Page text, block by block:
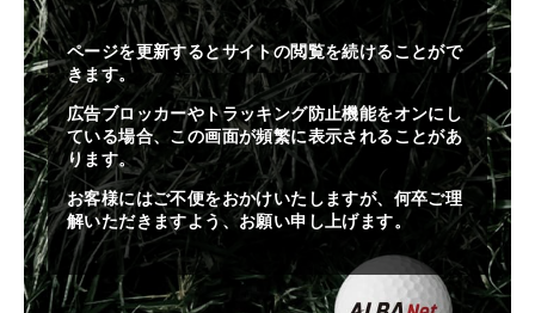
ページを更新するとサイトの閲覧を続けることがで
きます。
広告ブロッカーやトラッキング防止機能をオンにし
ている場合、この画面が頻繁に表示されることがあ
ります。
お客様にはご不便をおかけいたしますが、何卒ご理
解いただきますよう、お願い申し上げます。